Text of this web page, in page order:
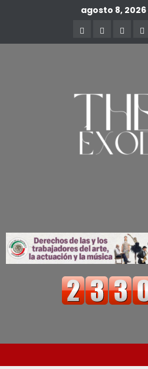
agosto 8, 2026